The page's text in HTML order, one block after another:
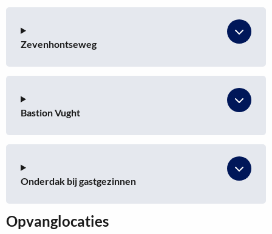
Zevenhontseweg
Bastion Vught
Onderdak bij gastgezinnen
Opvanglocaties